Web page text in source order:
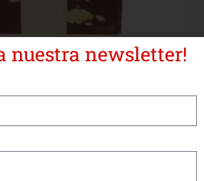
nuestra newsletter!